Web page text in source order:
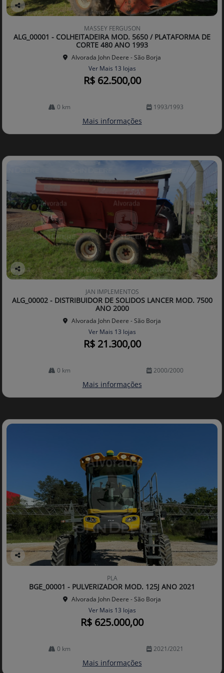
Co
arti
lhe
MASSEY FERGUSON
ALG_00001 - COLHEITADEIRA MOD. 5650 / PLATAFORMA DE
CORTE 480 ANO 1993
Alvorada John Deere - São Borja
Ver Mais 13 lojas
R$ 62.500,00
0 km 1993/1993
Mais informações
Co
arti
lhe
JAN IMPLEMENTOS
ALG_00002 - DISTRIBUIDOR DE SOLIDOS LANCER MOD. 7500
ANO 2000
Alvorada John Deere - São Borja
Ver Mais 13 lojas
R$ 21.300,00
0 km 2000/2000
Mais informações
Co
PLA
BGE_00001 - PULVERIZADOR MOD. 125J ANO 2021
Alvorada John Deere - São Borja
Ver Mais 13 lojas
R$ 625.000,00
0 km 2021/2021
Mais informações